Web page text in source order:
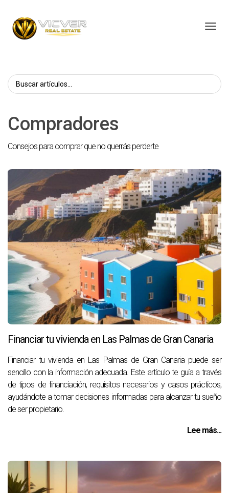
Compradores
Consejos para comprar que no querrás perderte
Financiar tu vivienda en Las Palmas de Gran Canaria
Financiar tu vivienda en Las Palmas de Gran Canaria puede ser
sencillo con la información adecuada. Este artículo te guía a través
de tipos de financiación, requisitos necesarios y casos prácticos,
ayudándote a tomar decisiones informadas para alcanzar tu sueño
de ser propietario.
Lee más...